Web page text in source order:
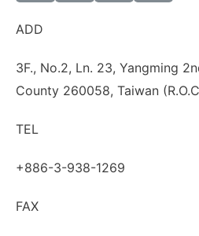
ADD
3F., No.2, Ln. 23, Yangming
County 260058, Taiwan
TEL
+886-3-938-1269
FAX